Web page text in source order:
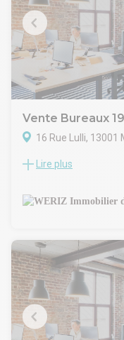
Un 2eme plateau au
associé.
Vente Bureaux
16 Rue Lulli, 13001
WERIZ, acteur
Provence vous
Emplacement idéal
bourgeois, cette
plafond.
Lire plus